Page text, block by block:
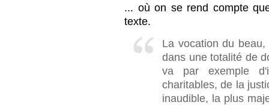
... où on se rend compte
texte.
La vocation du
dans une totalité de
va par exemple
charitables, de la
inaudible, la plus